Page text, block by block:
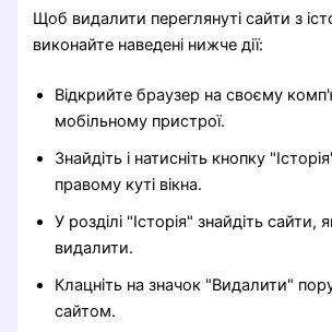
Щоб видалити переглянуті сайти з
виконайте наведені нижче дії:
Відкрийте браузер на своєму
мобільному пристрої.
Знайдіть і натисніть кнопку
правому куті вікна.
У розділі "Історія" знайдіть сайти,
видалити.
Клацніть на значок "Видалити"
сайтом.